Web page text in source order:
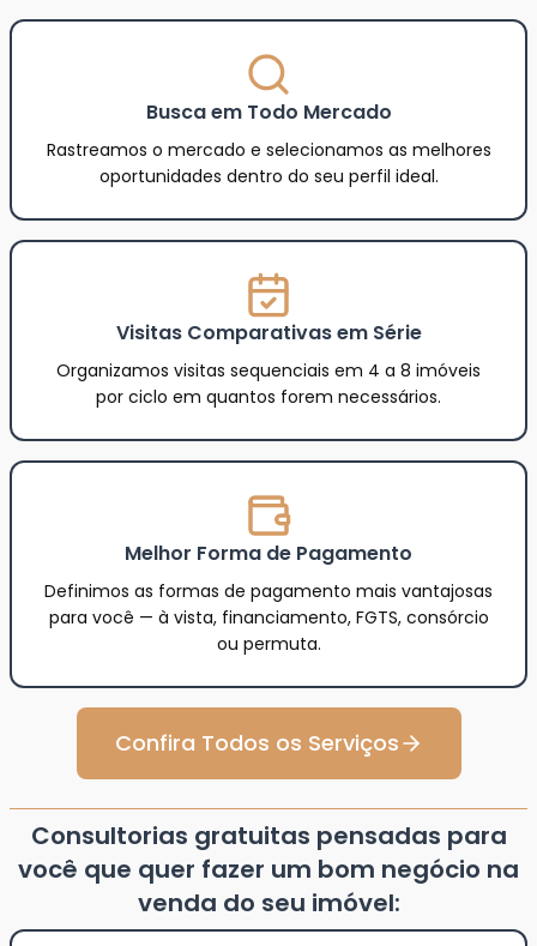
Busca em Todo Mercado
Rastreamos o mercado e selecionamos as melhores
oportunidades dentro do seu perfil ideal.
Visitas Comparativas em Série
Organizamos visitas sequenciais em 4 a 8 imóveis
por ciclo em quantos forem necessários.
Melhor Forma de Pagamento
Definimos as formas de pagamento mais vantajosas
para você — à vista, financiamento, FGTS, consórcio
ou permuta.
Confira Todos os Serviços
Consultorias gratuitas pensadas para
você que quer fazer um bom negócio na
venda do seu imóvel: